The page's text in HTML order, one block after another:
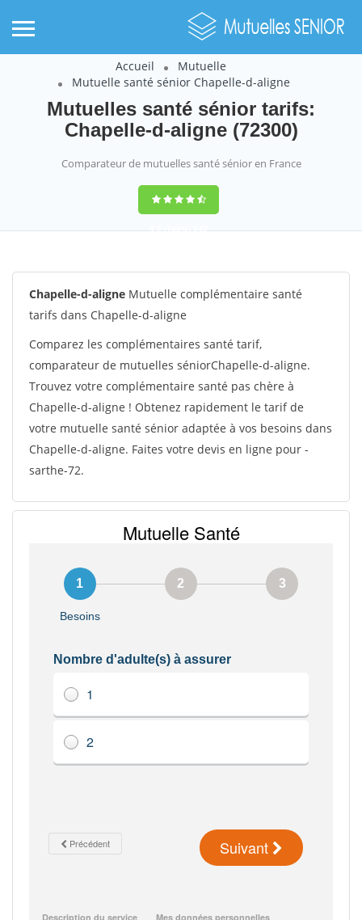
Accueil
Mutuelle
Mutuelle santé sénior Chapelle-d-aligne
Mutuelles santé sénior tarifs:
Chapelle-d-aligne (72300)
Comparateur de mutuelles santé sénior en France
9,2(100%)242
Chapelle-d-aligne Mutuelle complémentaire santé
tarifs dans Chapelle-d-aligne
Comparez les complémentaires santé tarif,
comparateur de mutuelles séniorChapelle-d-aligne.
Trouvez votre complémentaire santé pas chère à
Chapelle-d-aligne ! Obtenez rapidement le tarif de
votre mutuelle santé sénior adaptée à vos besoins dans
Chapelle-d-aligne. Faites votre devis en ligne pour -
sarthe-72.